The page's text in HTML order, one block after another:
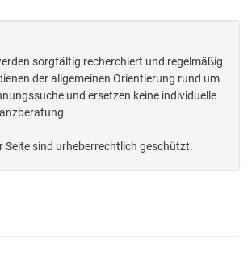
sorgfältig recherchiert und regelmäßig
der allgemeinen Orientierung rund um
und ersetzen keine individuelle
Seite sind urheberrechtlich geschützt.